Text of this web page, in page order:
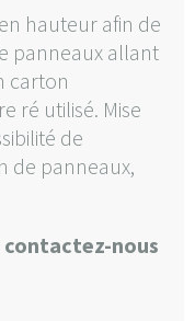
hauteur afin de
panneaux allant
carton
ré utilisé. Mise
de
de panneaux,
nous